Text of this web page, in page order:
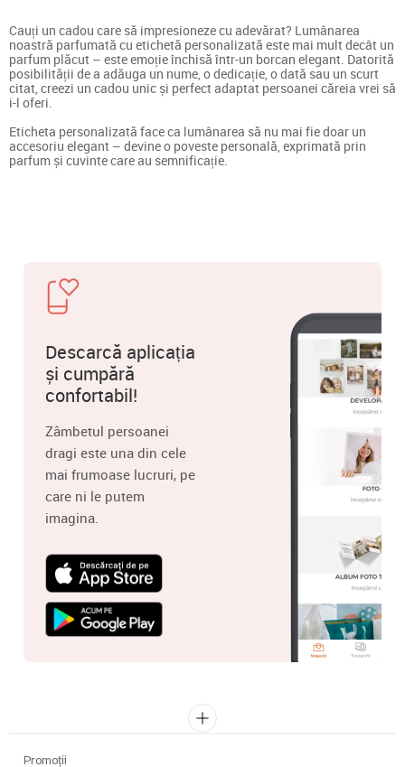
Cauți un cadou care să impresioneze cu adevărat? Lumânarea
noastră parfumată cu etichetă personalizată este mai mult decât un
parfum plăcut – este emoție închisă într-un borcan elegant. Datorită
posibilității de a adăuga un nume, o dedicație, o dată sau un scurt
citat, creezi un cadou unic și perfect adaptat persoanei căreia vrei să
i-l oferi.
Eticheta personalizată face ca lumânarea să nu mai fie doar un
accesoriu elegant – devine o poveste personală, exprimată prin
parfum și cuvinte care au semnificație.
Descarcă aplicația
și cumpără
confortabil!
Zâmbetul persoanei
dragi este una din cele
mai frumoase lucruri, pe
care ni le putem
imagina.
Promoții